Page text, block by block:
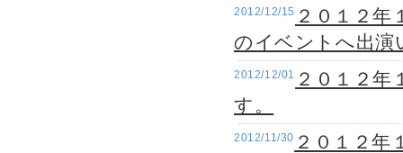
2012/12/15 ２０１２
のイベントへ出演
2012/12/01 ２０１２
す。
2012/11/30 ２０１２年